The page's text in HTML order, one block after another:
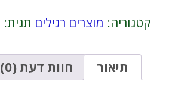
מגע
צבעונית
על
פיקסלים
r
n
t
i
v
קטגוריה: מוצרים רגילים תגית:
תיאור חוות דעת (0)